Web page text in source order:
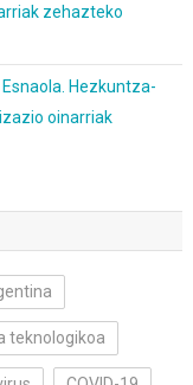
zehazteko
Hezkuntza-
oinarriak
teknologikoa